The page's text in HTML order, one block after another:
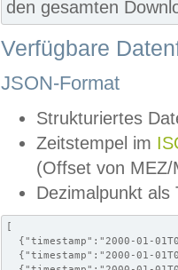
den gesamten
Verfügbare
JSON-Format
Strukturiertes
Zeitstempel im
(Offset von MEZ/
Dezimalpunkt als
[
{"timestamp":"2000-01-
{"timestamp":"2000-01-